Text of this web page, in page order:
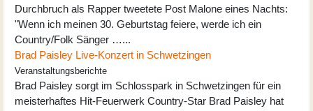
Durchbruch als Rapper tweetete Post Malone eines Nachts:
"Wenn ich meinen 30. Geburtstag feiere, werde ich ein
Country/Folk Sänger …...
Brad Paisley Live-Konzert in Schwetzingen
Veranstaltungsberichte
Brad Paisley sorgt im Schlosspark in Schwetzingen für ein
meisterhaftes Hit-Feuerwerk Country-Star Brad Paisley hat